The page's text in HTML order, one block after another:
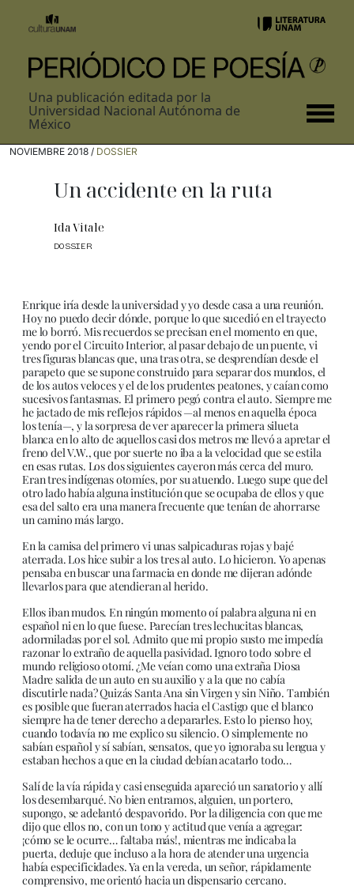
Una publicación editada por la
Universidad Nacional Autónoma de
México
NOVIEMBRE 2018 / DOSSIER
Un accidente en la ruta
Ida Vitale
DOSSIER
Enrique iría desde la universidad y yo desde casa a una reunión.
Hoy no puedo decir dónde, porque lo que sucedió en el trayecto
me lo borró. Mis recuerdos se precisan en el momento en que,
yendo por el Circuito Interior, al pasar debajo de un puente, vi
tres figuras blancas que, una tras otra, se desprendían desde el
parapeto que se supone construido para separar dos mundos, el
de los autos veloces y el de los prudentes peatones, y caían como
sucesivos fantasmas. El primero pegó contra el auto. Siempre me
he jactado de mis reflejos rápidos —al menos en aquella época
los tenía—, y la sorpresa de ver aparecer la primera silueta
blanca en lo alto de aquellos casi dos metros me llevó a apretar el
freno del V.W., que por suerte no iba a la velocidad que se estila
en esas rutas. Los dos siguientes cayeron más cerca del muro.
Eran tres indígenas otomíes, por su atuendo. Luego supe que del
otro lado había alguna institución que se ocupaba de ellos y que
esa del salto era una manera frecuente que tenían de ahorrarse
un camino más largo.
En la camisa del primero vi unas salpicaduras rojas y bajé
aterrada. Los hice subir a los tres al auto. Lo hicieron. Yo apenas
pensaba en buscar una farmacia en donde me dijeran adónde
llevarlos para que atendieran al herido.
Ellos iban mudos. En ningún momento oí palabra alguna ni en
español ni en lo que fuese. Parecían tres lechucitas blancas,
adormiladas por el sol. Admito que mi propio susto me impedía
razonar lo extraño de aquella pasividad. Ignoro todo sobre el
mundo religioso otomí. ¿Me veían como una extraña Diosa
Madre salida de un auto en su auxilio y a la que no cabía
discutirle nada? Quizás Santa Ana sin Virgen y sin Niño. También
es posible que fueran aterrados hacia el Castigo que el blanco
siempre ha de tener derecho a depararles. Esto lo pienso hoy,
cuando todavía no me explico su silencio. O simplemente no
sabían español y sí sabían, sensatos, que yo ignoraba su lengua y
estaban hechos a que en la ciudad debían acatarlo todo…
Salí de la vía rápida y casi enseguida apareció un sanatorio y allí
los desembarqué. No bien entramos, alguien, un portero,
supongo, se adelantó despavorido. Por la diligencia con que me
dijo que ellos no, con un tono y actitud que venía a agregar:
¡cómo se le ocurre… faltaba más!, mientras me indicaba la
puerta, deduje que incluso a la hora de atender una urgencia
había especificidades. Ya en la vereda, un señor, rápidamente
comprensivo, me orientó hacia un dispensario cercano.